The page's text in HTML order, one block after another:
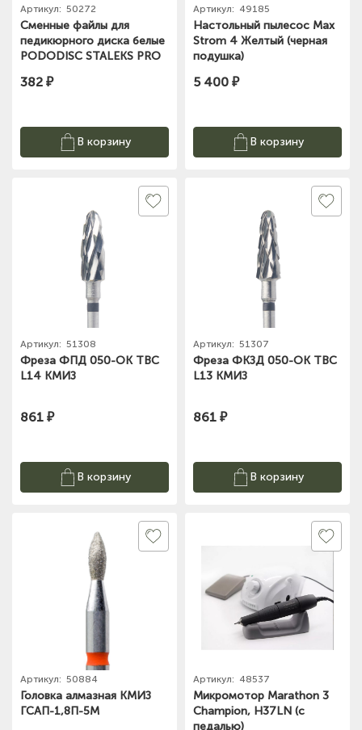
Артикул: 50272
Сменные файлы для
педикюрного диска белые
PODODISC STALEKS PRO
20-320W
382 ₽
В корзину
Артикул: 49185
Настольный пылесос Max
Strom 4 Желтый (черная
подушка)
5 400 ₽
В корзину
Артикул: 51308
Фреза ФПД 050-ОК ТВС
L14 КМИЗ
861 ₽
В корзину
Артикул: 51307
Фреза ФКЗД 050-ОК ТВС
L13 КМИЗ
861 ₽
В корзину
Артикул: 50884
Головка алмазная КМИЗ
ГСАП-1,8П-5М
Артикул: 48537
Микромотор Marathon 3
Champion, H37LN (с
педалью)